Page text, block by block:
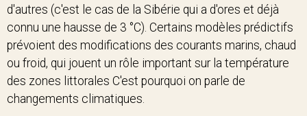
d'autres (c'est le cas de la Sibérie qui a d'ores et déjà
connu une hausse de 3 °C). Certains modèles prédictifs
prévoient des modifications des courants marins, chaud
ou froid, qui jouent un rôle important sur la température
des zones littorales C'est pourquoi on parle de
changements climatiques.